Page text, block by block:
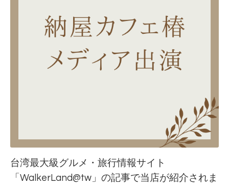
台湾最大級グルメ・旅行情報サイト
「WalkerLand@tw」の記事で当店が紹介されま